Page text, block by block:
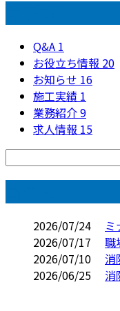
Q&A 1
お役立ち情報 20
お知らせ 16
施工実績 1
業務紹介9
求人情報 15
2026/07/24
2026/07/17
職
2026/07/10
消
2026/06/25
消